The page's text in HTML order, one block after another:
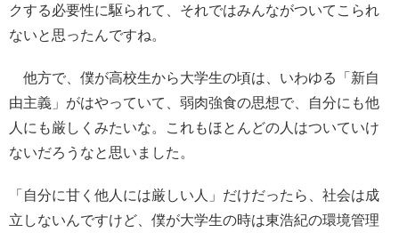
クする必要性に駆られて、それではみんながついてこられ
ないと思ったんですね。
他方で、僕が高校生から大学生の頃は、いわゆる「新自
由主義」がはやっていて、弱肉強食の思想で、自分にも他
人にも厳しくみたいな。これもほとんどの人はついていけ
ないだろうなと思いました。
「自分に甘く他人には厳しい人」だけだったら、社会は成
立しないんですけど、僕が大学生の時は東浩紀の環境管理